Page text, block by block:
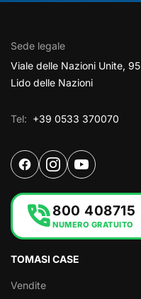
Sede legale
Viale delle Nazioni Unite, 95
Lido delle Nazioni
Tel: +39 0533 370070
phone_in_talk800 408715
NUMERO GRATUITO
TOMASI CASE
Vendite